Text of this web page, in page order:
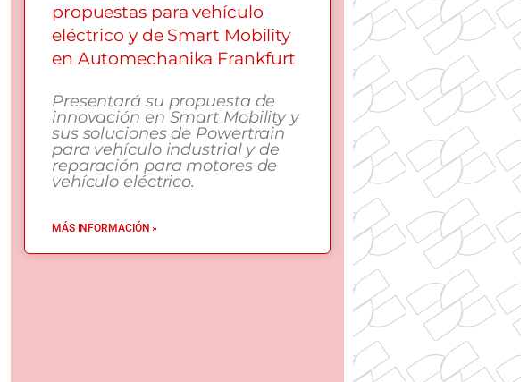
propuestas para vehículo
eléctrico y de Smart Mobility
en Automechanika Frankfurt
Presentará su propuesta de
innovación en Smart Mobility y
sus soluciones de Powertrain
para vehículo industrial y de
reparación para motores de
vehículo eléctrico.
MÁS INFORMACIÓN »